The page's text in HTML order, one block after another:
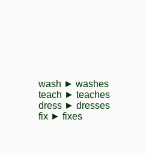
wash ► washes
teach ► teaches
dress ► dresses
fix ► fixes